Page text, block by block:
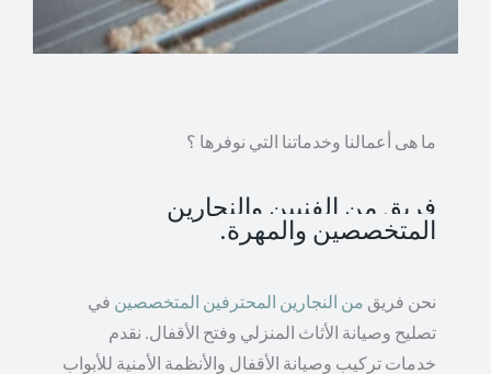
ما هى أعمالنا وخدماتنا التي نوفرها ؟
فريق من الفنيين والنجارين
المتخصصين والمهرة.
نحن فريق من النجارين المحترفين المتخصصين في
تصليح وصيانة الأثاث المنزلي وفتح الأقفال. نقدم
خدمات تركيب وصيانة الأقفال والأنظمة الأمنية للأبواب